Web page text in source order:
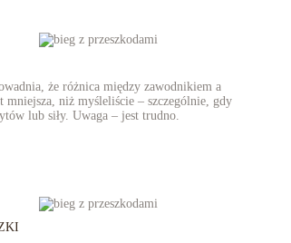
że różnica między zawodnikiem a
mniejsza, niż myśleliście – szczególnie, gdy
lub siły. Uwaga – jest trudno.